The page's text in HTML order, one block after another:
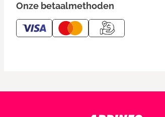
Onze betaalmethoden